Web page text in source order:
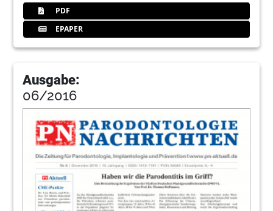
PDF
EPAPER
Ausgabe:
06/2016